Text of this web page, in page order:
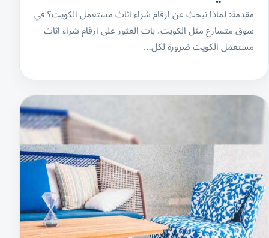
مقدمة: لماذا تبحث عن ارقام شراء اثاث مستعمل الكويت؟ في
سوق متسارع مثل الكويت، بات العثور على ارقام شراء اثاث
مستعمل الكويت ضرورة لكل…